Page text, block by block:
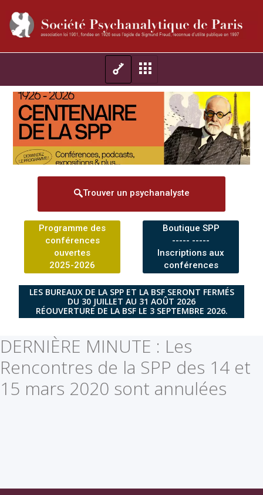
Trouver un psychanalyste
Programme des
conférences
ouvertes
2025-2026
Boutique SPP
----- -----
Inscriptions aux
conférences
LES BUREAUX DE LA SPP ET LA BSF SERONT FERMÉS
DU 30 JUILLET AU 31 AOÛT 2026
RÉOUVERTURE DE LA BSF LE 3 SEPTEMBRE 2026.
DERNIÈRE MINUTE : Les
Rencontres de la SPP des 14 et
15 mars 2020 sont annulées